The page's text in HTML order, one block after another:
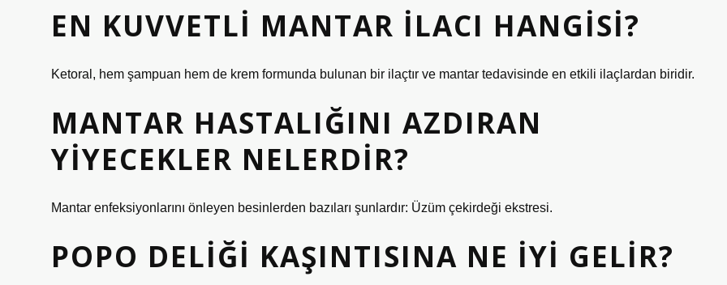
EN KUVVETLI MANTAR ILACI HANGISI?
Ketoral, hem şampuan hem de krem ​​formunda bulunan bir ilaçtır ve mantar tedavisinde en etkili ilaçlardan biridir.
MANTAR HASTALIĞINI AZDIRAN
YIYECEKLER NELERDIR?
Mantar enfeksiyonlarını önleyen besinlerden bazıları şunlardır: Üzüm çekirdeği ekstresi.
POPO DELIĞI KAŞINTISINA NE IYI GELIR?